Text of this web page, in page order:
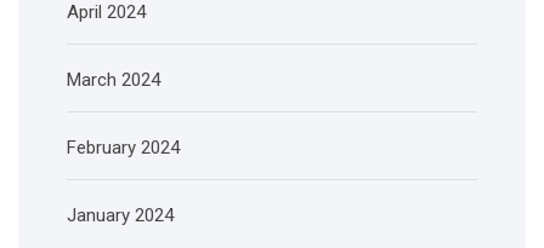
April 2024
March 2024
February 2024
January 2024